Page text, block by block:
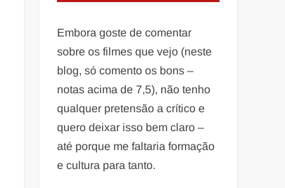
Embora goste de comentar
sobre os filmes que vejo (neste
blog, só comento os bons –
notas acima de 7,5), não tenho
qualquer pretensão a crítico e
quero deixar isso bem claro –
até porque me faltaria formação
e cultura para tanto.